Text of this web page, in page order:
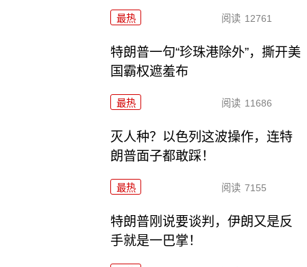
最热 阅读 12761
特朗普一句“珍珠港除外”，撕开美
国霸权遮羞布
最热 阅读 11686
灭人种？以色列这波操作，连特
朗普面子都敢踩！
最热 阅读 7155
特朗普刚说要谈判，伊朗又是反
手就是一巴掌！